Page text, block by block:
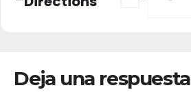
Deja una respuesta